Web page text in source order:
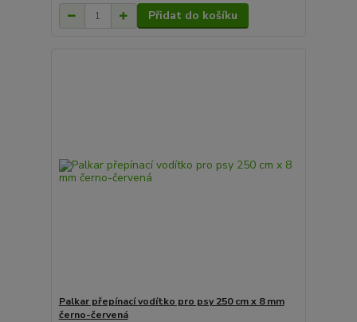
Přidat do košíku
Palkar přepínací vodítko pro psy 250 cm x 8 mm
černo-červená